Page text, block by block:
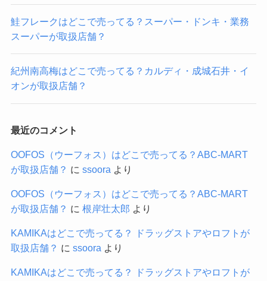
鮭フレークはどこで売ってる？スーパー・ドンキ・業務
スーパーが取扱店舗？
紀州南高梅はどこで売ってる？カルディ・成城石井・イ
オンが取扱店舗？
最近のコメント
OOFOS（ウーフォス）はどこで売ってる？ABC-MART
が取扱店舗？ に ssoora より
OOFOS（ウーフォス）はどこで売ってる？ABC-MART
が取扱店舗？ に 根岸壮太郎 より
KAMIKAはどこで売ってる？ ドラッグストアやロフトが
取扱店舗？ に ssoora より
KAMIKAはどこで売ってる？ ドラッグストアやロフトが